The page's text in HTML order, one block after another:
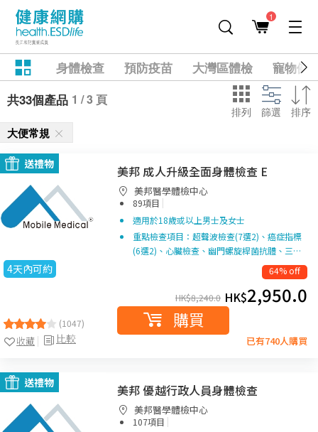
1
身體檢查 預防疫苗 大灣區體檢
寵物健
共33個產品 1 / 3 頁
排列 篩選 排序
大便常規
送禮物
4天內可約
(1047)
比較
收藏
美邦 成人升級全面身體檢查 E
美邦醫學體檢中心
89項目 |
適用於18歲或以上男士及女士
重點檢查項目：超聲波檢查(7選2)、癌症指標
(6選2)、心臟檢查、幽門螺旋桿菌抗體、三…
64% off
HK$8,240.0 HK$2,950.0
購買
已有740人購買
送禮物 美邦 優越行政人員身體檢查
美邦醫學體檢中心
107項目 |